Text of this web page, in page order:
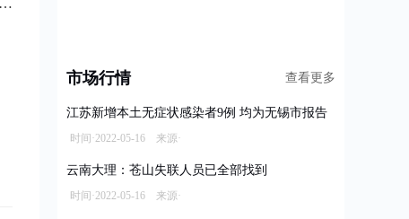
市场行情 查看更多
江苏新增本土无症状感染者9例 均为无锡市报告
时间·2022-05-16 来源·
云南大理：苍山失联人员已全部找到
时间·2022-05-16 来源·